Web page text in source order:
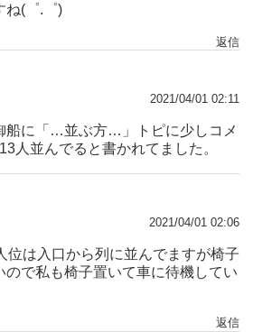
ね(゜.゜)
返信
2021/04/01 02:11
船に「…並ぶ方…」トピに少しコメ
人並んでると書かれてました。
2021/04/01 02:06
位は入口から列に並んでますが椅子
ので私も椅子置いて車に待機してい
返信